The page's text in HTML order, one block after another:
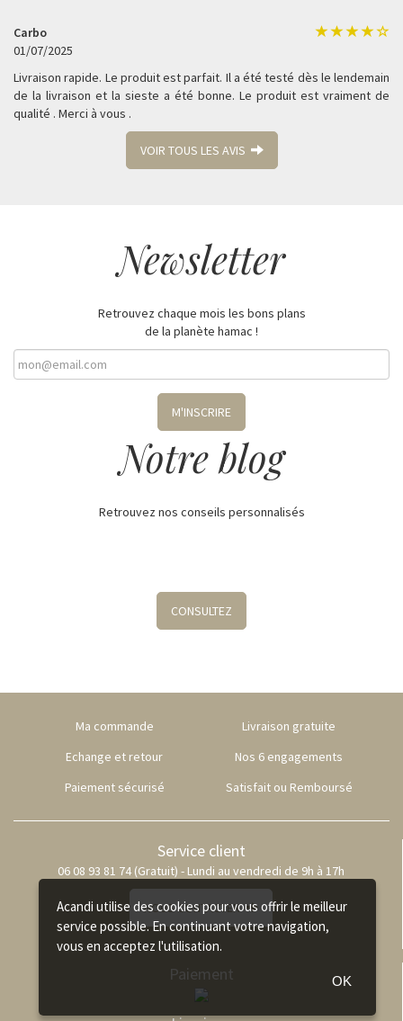
Carbo
01/07/2025
Livraison rapide. Le produit est parfait. Il a été testé dès le lendemain
de la livraison et la sieste a été bonne. Le produit est vraiment de
qualité . Merci à vous .
VOIR TOUS LES AVIS
Newsletter
Retrouvez chaque mois les bons plans
de la planète hamac !
M'INSCRIRE
Notre blog
Retrouvez nos conseils personnalisés
CONSULTEZ
Ma commande
Livraison gratuite
Echange et retour
Nos 6 engagements
Paiement sécurisé
Satisfait ou Remboursé
Service client
06 08 93 81 74 (Gratuit) - Lundi au vendredi de 9h à 17h
NOUS CONTACTER
Paiement
Acandi utilise des cookies pour vous offrir le meilleur
service possible. En continuant votre navigation,
vous en acceptez l'utilisation.
OK